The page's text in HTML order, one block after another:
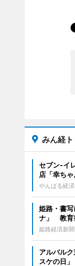
みん経
セブン‐イ
店「幸ち
やんばる経
姫路・書
ナ」 教育
姫路経済新聞
アルバル
スケの日